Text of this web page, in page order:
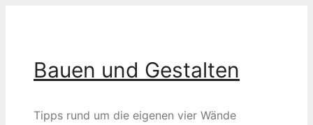
Bauen und Gestalten
Tipps rund um die eigenen vier Wände